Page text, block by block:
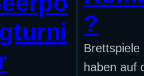
?
Brettspiele
haben auf